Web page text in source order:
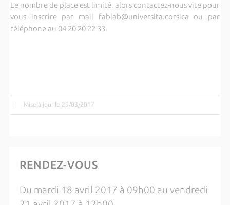
Le nombre de place est limité, alors contactez-nous vite pour
vous inscrire par mail fablab@universita.corsica ou par
téléphone au 04 20 20 22 33.
| Mise à jour le 29/03/2017
RENDEZ-VOUS
Du mardi 18 avril 2017 à 09h00 au vendredi